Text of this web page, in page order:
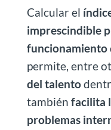
Calcular el
imprescindible
funcionamiento
permite, entre
del talento
también facilita
problemas